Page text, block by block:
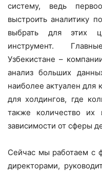
систему, ведь
выстроить аналитику
выбрать для этих
инструмент.
Узбекистане –
анализ больших
наиболее актуален для
для холдингов, где
также количество их
зависимости от сферы
Сейчас мы работаем с
директорами,